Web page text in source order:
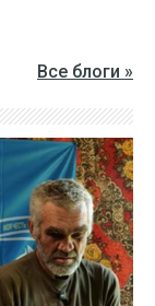
Все блоги »